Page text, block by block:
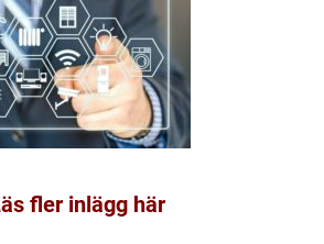
fler inlägg här